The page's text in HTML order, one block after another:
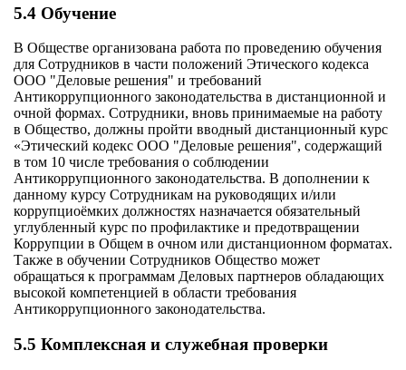
5.4 Обучение
В Обществе организована работа по проведению обучения
для Сотрудников в части положений Этического кодекса
ООО "Деловые решения" и требований
Антикоррупционного законодательства в дистанционной и
очной формах. Сотрудники, вновь принимаемые на работу
в Общество, должны пройти вводный дистанционный курс
«Этический кодекс ООО "Деловые решения", содержащий
в том 10 числе требования о соблюдении
Антикоррупционного законодательства. В дополнении к
данному курсу Сотрудникам на руководящих и/или
коррупциоёмких должностях назначается обязательный
углубленный курс по профилактике и предотвращении
Коррупции в Общем в очном или дистанционном форматах.
Также в обучении Сотрудников Общество может
обращаться к программам Деловых партнеров обладающих
высокой компетенцией в области требования
Антикоррупционного законодательства.
5.5 Комплексная и служебная проверки